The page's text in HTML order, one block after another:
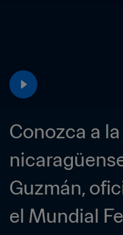
Conozca a
Guzmán,
el Mundial